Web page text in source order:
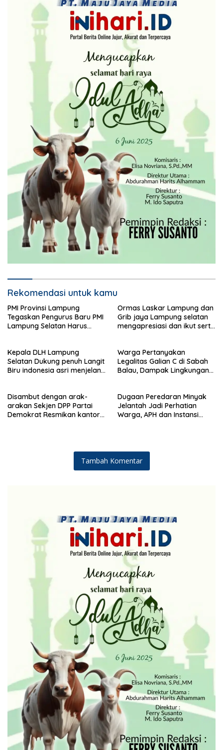
Rekomendasi untuk kamu
PMI Provinsi Lampung
Tegaskan Pengurus Baru PMI
Lampung Selatan Harus
Ormas Laskar Lampung dan
Grib jaya Lampung selatan
mengapresiasi dan ikut serta
(dewan pimpinan cabang)
Partai Demokrat Lampung
Selatan gelar aksi bersih-
Kepala DLH Lampung
Selatan Dukung penuh Langit
Biru indonesia asri menjelang
Warga Pertanyakan
Legalitas Galian C di Sabah
Balau, Dampak Lingkungan
Disambut dengan arak-
arakan Sekjen DPP Partai
Demokrat Resmikan kantor
Dugaan Peredaran Minyak
Jelantah Jadi Perhatian
Warga, APH dan Instansi
Tambah Komentar